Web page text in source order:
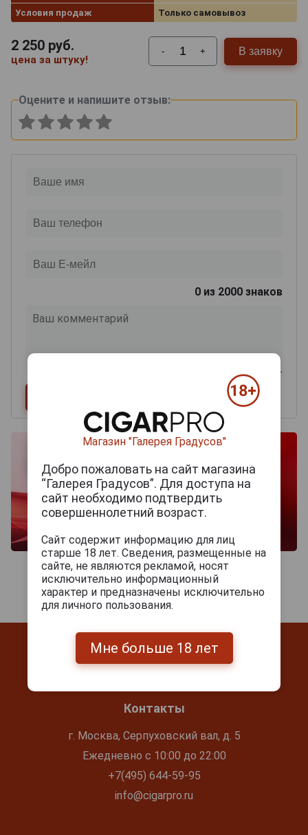
Условия продаж
Только самовывоз
2 250 руб.
цена за штуку!
- + В заявку
Оцените и напишите отзыв:
0 из 2000 знаков
Контакты
г. Москва, Серпуховский вал, д. 5
Ежедневно с 10:00 до 22:00
+7(495) 644-59-95
info@cigarpro.ru
Магазин "Галерея Градусов"
Добро пожаловать на сайт магазина
“Галерея Градусов”. Для доступа на
сайт необходимо подтвердить
совершеннолетний возраст.
Сайт содержит информацию для лиц
старше 18 лет. Сведения, размещенные на
сайте, не являются рекламой, носят
исключительно информационный
характер и предназначены исключительно
для личного пользования.
Мне больше 18 лет